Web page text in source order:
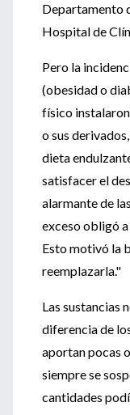
Departamento
Hospital de
Pero la
(obesidad o
físico
o sus
dieta
satisfacer el
alarmante de
exceso obligó
Esto motivó la
reemplazarla."
Las sustancias
diferencia de
aportan pocas
siempre se
cantidades